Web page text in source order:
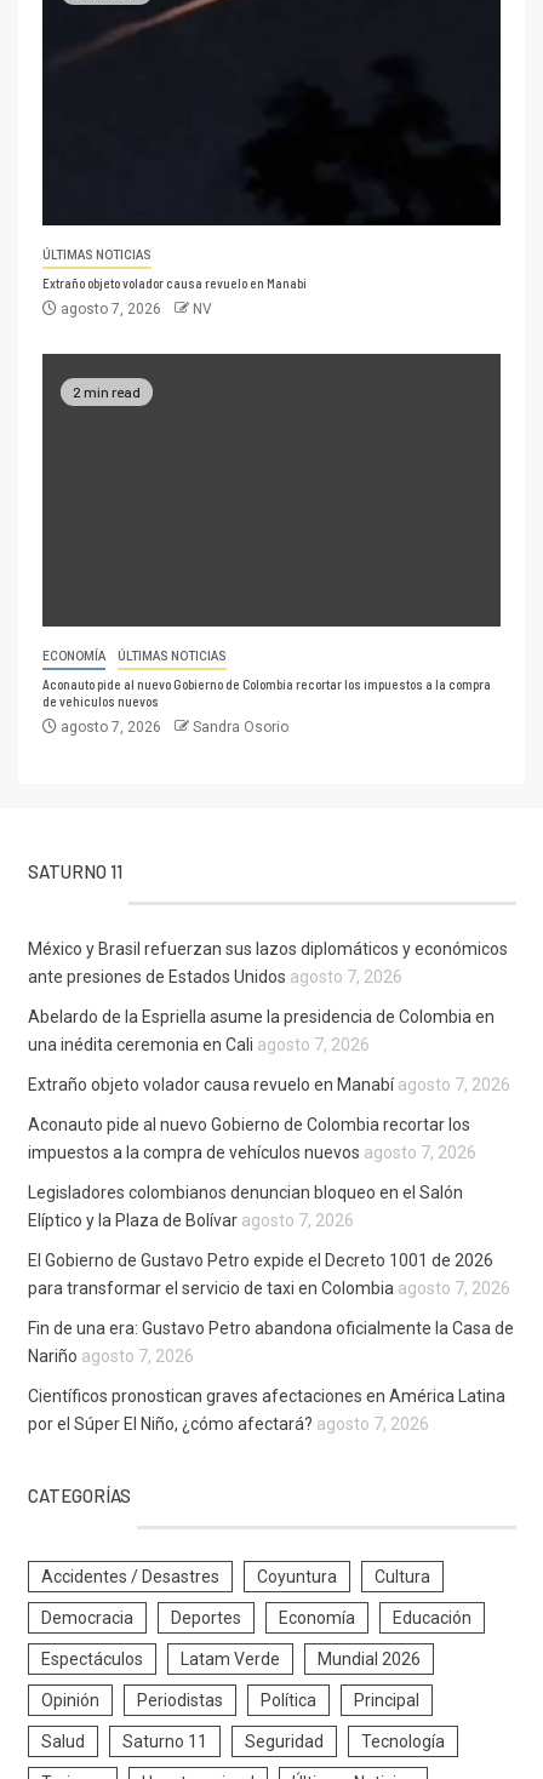
ÚLTIMAS NOTICIAS
Extraño objeto volador causa revuelo en Manabí
agosto 7, 2026 NV
2 min read
ECONOMÍA ÚLTIMAS NOTICIAS
Aconauto pide al nuevo Gobierno de Colombia recortar los impuestos a la compra
de vehículos nuevos
agosto 7, 2026 Sandra Osorio
SATURNO 11
México y Brasil refuerzan sus lazos diplomáticos y económicos
ante presiones de Estados Unidos agosto 7, 2026
Abelardo de la Espriella asume la presidencia de Colombia en
una inédita ceremonia en Cali agosto 7, 2026
Extraño objeto volador causa revuelo en Manabí agosto 7, 2026
Aconauto pide al nuevo Gobierno de Colombia recortar los
impuestos a la compra de vehículos nuevos agosto 7, 2026
Legisladores colombianos denuncian bloqueo en el Salón
Elíptico y la Plaza de Bolívar agosto 7, 2026
El Gobierno de Gustavo Petro expide el Decreto 1001 de 2026
para transformar el servicio de taxi en Colombia agosto 7, 2026
Fin de una era: Gustavo Petro abandona oficialmente la Casa de
Nariño agosto 7, 2026
Científicos pronostican graves afectaciones en América Latina
por el Súper El Niño, ¿cómo afectará? agosto 7, 2026
CATEGORÍAS
Accidentes / Desastres Coyuntura Cultura
Democracia Deportes Economía Educación
Espectáculos Latam Verde Mundial 2026
Opinión Periodistas Política Principal
Salud Saturno 11 Seguridad Tecnología